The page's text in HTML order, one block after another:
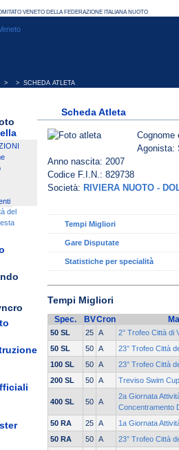
> > SCHEDA ATLETA
Scheda Atleta
Agonista:
Anno nascita: 2007
Codice F.I.N.: 829738
Società: RIVIERA NUOTO -
Tempi Migliori
Gare Disputate
Statistiche per specialità
Tempi Migliori
Spec. BVCron
50 SL 25 A
2° Trofeo Città di
50 SL
50 A
23° Trofeo Città
100 SL
50 A
23° Trofeo Città
200 SL
50 A Treviso Swim Cup
400 SL 50 A
2a Giornata
Concentramento
50 RA
25 A
1a Giornata
50 RA
50 A
23° Trofeo Città